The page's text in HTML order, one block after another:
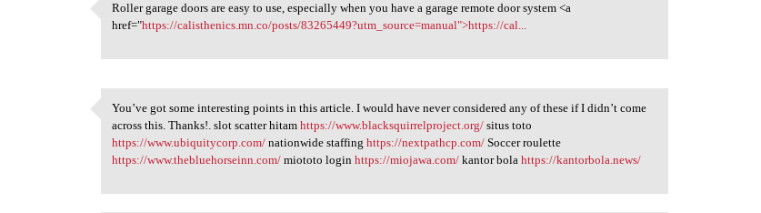
Roller garage doors are easy
Roller garage doors are easy to use, especially when you have a garage remote door system <a
href="https://calisthenics.mn.co/posts/83265449?utm_source=manual">https://cal...
You’ve got some interesting
You’ve got some interesting points in this article. I would have never considered any of these if I didn’t come
across this. Thanks!. slot scatter hitamhttps://www.blacksquirrelproject.org/ situs toto
https://www.ubiquitycorp.com/ nationwide staffinghttps://nextpathcp.com/ Soccer roulette
https://www.thebluehorseinn.com/ miototo loginhttps://miojawa.com/ kantor bolahttps://kantorbola.news/